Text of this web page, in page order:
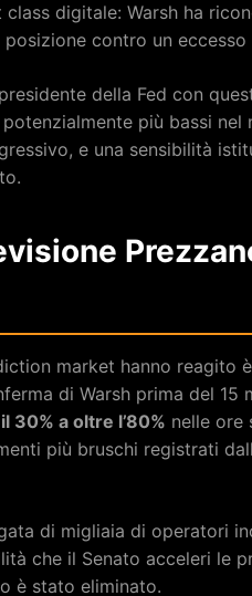
class digitale: Warsh ha
contro un
della Fed con
più bassi
e una sensibilità
market hanno reagito
di Warsh prima del
30% a oltre l’80% nelle ore
più bruschi registrati
di migliaia di operatori
che il Senato acceleri le
è stato eliminato.